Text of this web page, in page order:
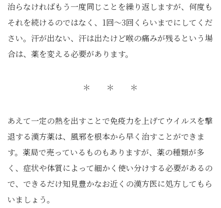
治らなければもう一度同じことを繰り返しますが、何度も
それを続けるのではなく、1回～3回くらいまでにしてくだ
さい。汗が出ない、汗は出たけど喉の痛みが残るという場
合は、薬を変える必要があります。
＊ ＊ ＊
あえて一定の熱を出すことで免疫力を上げてウイルスを撃
退する漢方薬は、風邪を根本から早く治すことができま
す。薬局で売っているものもありますが、薬の種類が多
く、症状や体質によって細かく使い分けする必要があるの
で、できるだけ知見豊かなお近くの漢方医に処方してもら
いましょう。